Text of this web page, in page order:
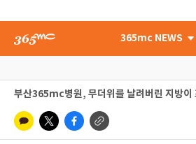
365mc NEWS
부산365mc병원, 무더위를 날려버린 지방이